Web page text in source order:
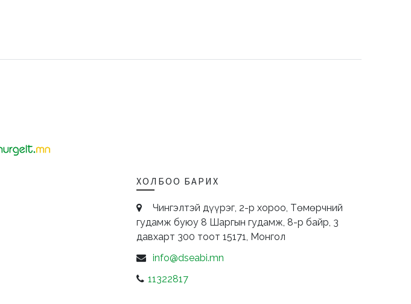
ХОЛБОО БАРИХ
Чингэлтэй дүүрэг, 2-р хороо, Төмөрчний
гудамж буюу 8 Шаргын гудамж, 8-р байр, 3
давхарт 300 тоот 15171, Монгол
info@dseabi.mn
11322817